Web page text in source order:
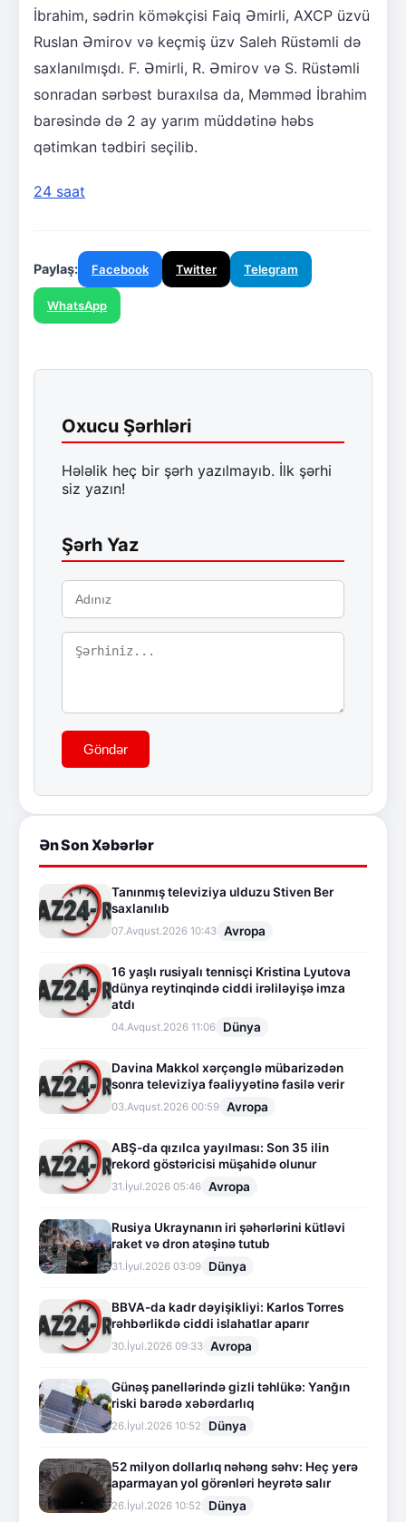
İbrahim, sədrin köməkçisi Faiq Əmirli, AXCP üzvü
Ruslan Əmirov və keçmiş üzv Saleh Rüstəmli də
saxlanılmışdı. F. Əmirli, R. Əmirov və S. Rüstəmli
sonradan sərbəst buraxılsa da, Məmməd İbrahim
barəsində də 2 ay yarım müddətinə həbs
qətimkan tədbiri seçilib.
24 saat
Paylaş: Facebook Twitter Telegram
WhatsApp
Oxucu Şərhləri
Hələlik heç bir şərh yazılmayıb. İlk şərhi
siz yazın!
Şərh Yaz
Göndər
Ən Son Xəbərlər
Tanınmış televiziya ulduzu Stiven Ber
saxlanılıb
07.Avqust.2026 10:43 Avropa
16 yaşlı rusiyalı tennisçi Kristina Lyutova
dünya reytinqində ciddi irəliləyişə imza
atdı
04.Avqust.2026 11:06 Dünya
Davina Makkol xərçənglə mübarizədən
sonra televiziya fəaliyyətinə fasilə verir
03.Avqust.2026 00:59 Avropa
ABŞ-da qızılca yayılması: Son 35 ilin
rekord göstəricisi müşahidə olunur
31.İyul.2026 05:46 Avropa
Rusiya Ukraynanın iri şəhərlərini kütləvi
raket və dron atəşinə tutub
31.İyul.2026 03:09 Dünya
BBVA-da kadr dəyişikliyi: Karlos Torres
rəhbərlikdə ciddi islahatlar aparır
30.İyul.2026 09:33 Avropa
Günəş panellərində gizli təhlükə: Yanğın
riski barədə xəbərdarlıq
26.İyul.2026 10:52 Dünya
52 milyon dollarlıq nəhəng səhv: Heç yerə
aparmayan yol görənləri heyrətə salır
26.İyul.2026 10:52 Dünya